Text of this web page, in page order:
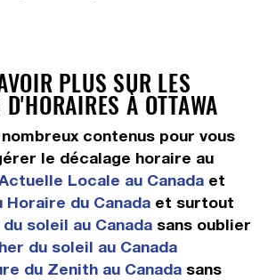
PLUS SUR LES
À OTTAWA
contenus pour vous
le décalage horaire au
Locale au Canadaet
Horaire du Canadaet surtout
soleil au Canadasans oublier
du soleil au Canada
du Zenith au Canadasans